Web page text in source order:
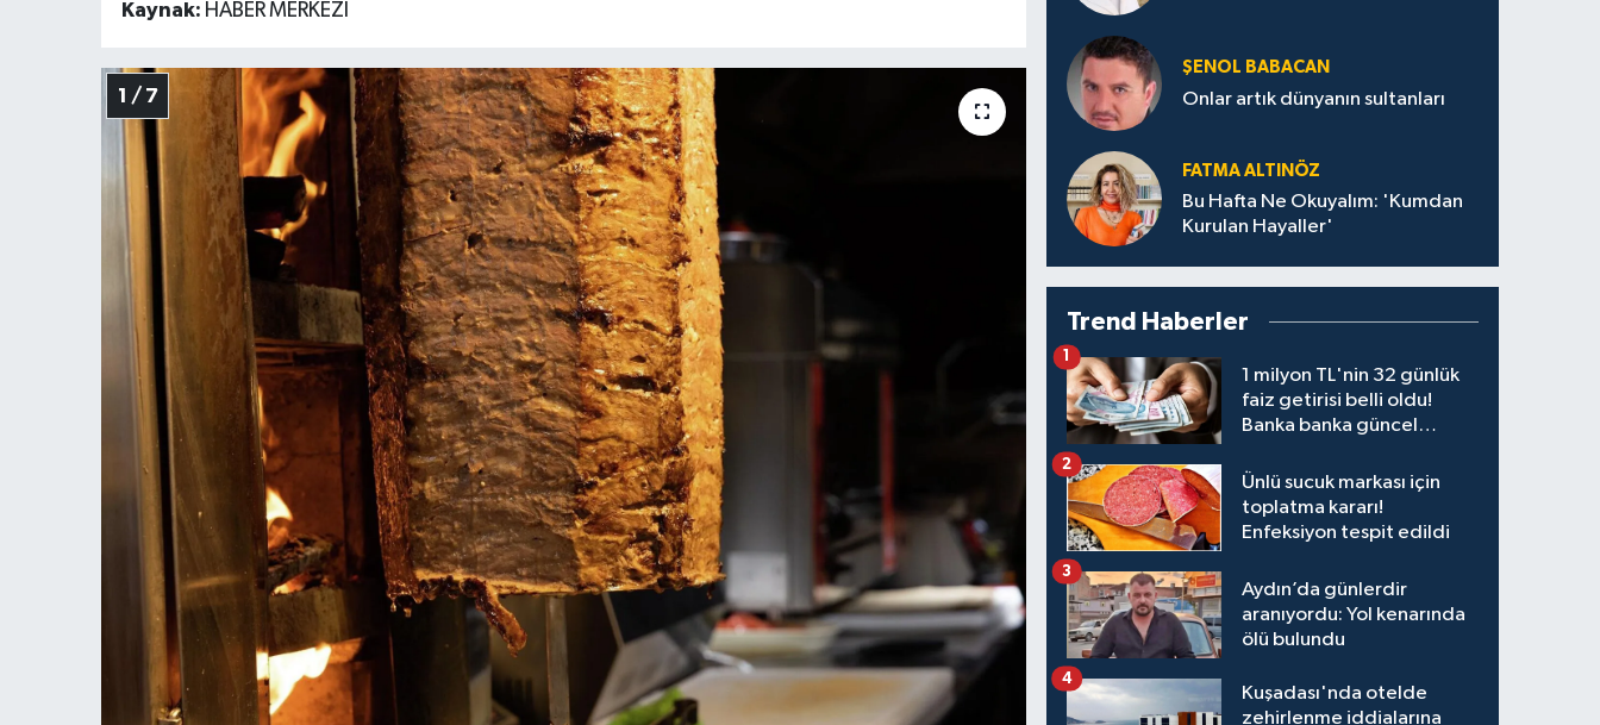
Kaynak: HABER MERKEZİ
1 / 7
ŞENOL BABACAN
Onlar artık dünyanın sultanları
FATMA ALTINÖZ
Bu Hafta Ne Okuyalım: 'Kumdan
Kurulan Hayaller'
Trend Haberler
1 milyon TL'nin 32 günlük
faiz getirisi belli oldu!
Banka banka güncel
1
Ünlü sucuk markası için
toplatma kararı!
Enfeksiyon tespit edildi
2
Aydın’da günlerdir
aranıyordu: Yol kenarında
ölü bulundu
3
Kuşadası'nda otelde
zehirlenme iddialarına
4